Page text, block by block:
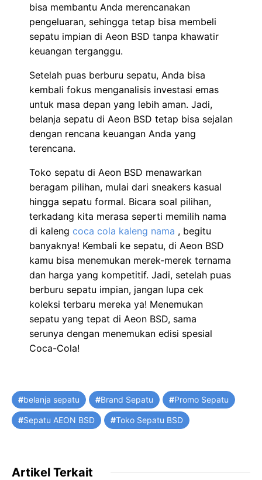
bisa membantu Anda merencanakan
pengeluaran, sehingga tetap bisa membeli
sepatu impian di Aeon BSD tanpa khawatir
keuangan terganggu.
Setelah puas berburu sepatu, Anda bisa
kembali fokus menganalisis investasi emas
untuk masa depan yang lebih aman. Jadi,
belanja sepatu di Aeon BSD tetap bisa sejalan
dengan rencana keuangan Anda yang
terencana.
Toko sepatu di Aeon BSD menawarkan
beragam pilihan, mulai dari sneakers kasual
hingga sepatu formal. Bicara soal pilihan,
terkadang kita merasa seperti memilih nama
di kaleng coca cola kaleng nama , begitu
banyaknya! Kembali ke sepatu, di Aeon BSD
kamu bisa menemukan merek-merek ternama
dan harga yang kompetitif. Jadi, setelah puas
berburu sepatu impian, jangan lupa cek
koleksi terbaru mereka ya! Menemukan
sepatu yang tepat di Aeon BSD, sama
serunya dengan menemukan edisi spesial
Coca-Cola!
Tagsbelanja sepatu Brand Sepatu Promo Sepatu
Sepatu AEON BSD Toko Sepatu BSD
Artikel Terkait